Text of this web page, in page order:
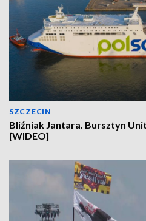
SZCZECIN
Bliźniak Jantara. Bursztyn
[WIDEO]